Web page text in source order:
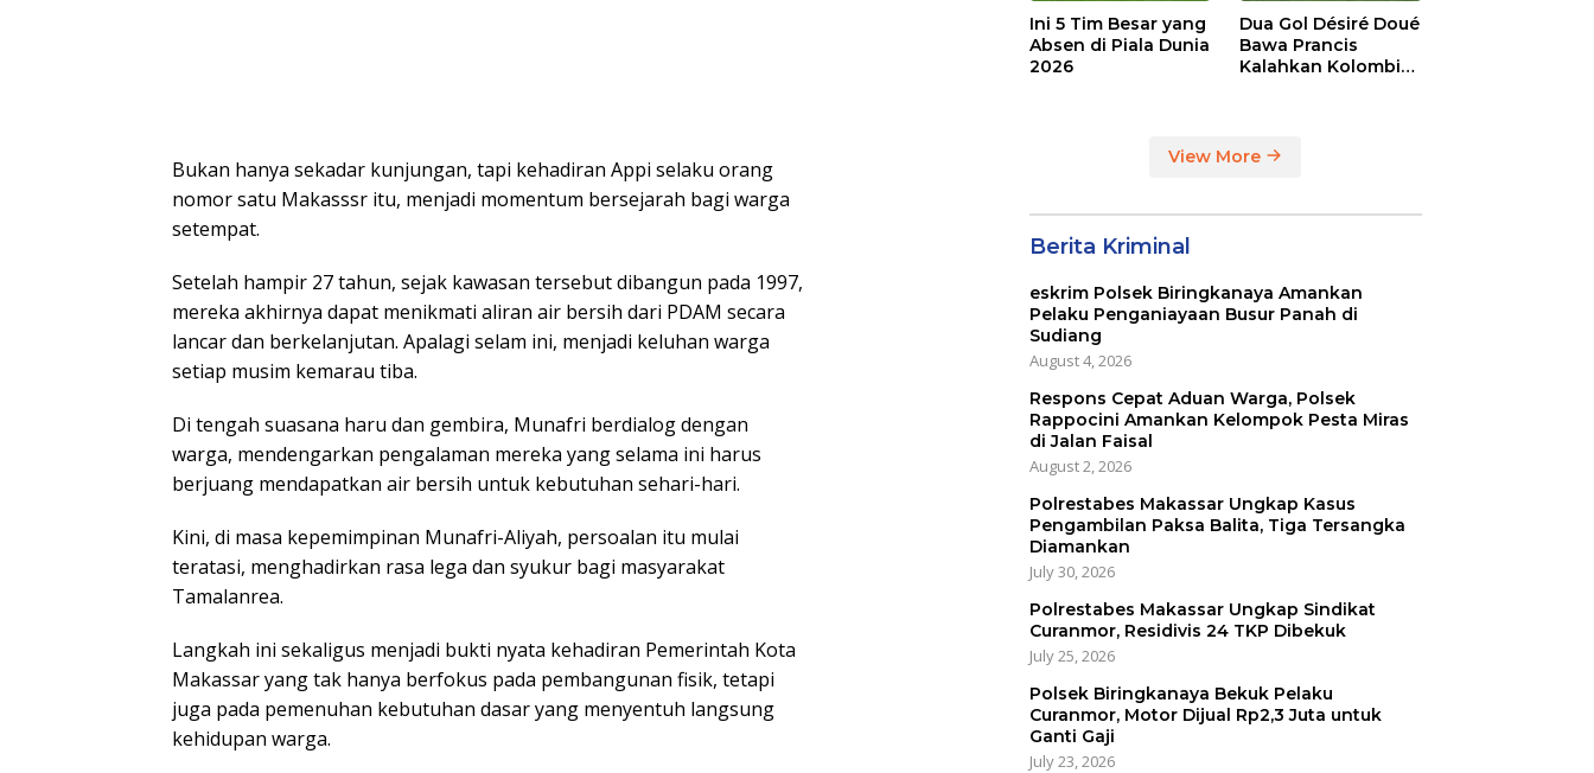
Bukan hanya sekadar kunjungan, tapi kehadiran Appi selaku orang
nomor satu Makasssr itu, menjadi momentum bersejarah bagi warga
setempat.
Setelah hampir 27 tahun, sejak kawasan tersebut dibangun pada 1997,
mereka akhirnya dapat menikmati aliran air bersih dari PDAM secara
lancar dan berkelanjutan. Apalagi selam ini, menjadi keluhan warga
setiap musim kemarau tiba.
Di tengah suasana haru dan gembira, Munafri berdialog dengan
warga, mendengarkan pengalaman mereka yang selama ini harus
berjuang mendapatkan air bersih untuk kebutuhan sehari-hari.
Kini, di masa kepemimpinan Munafri-Aliyah, persoalan itu mulai
teratasi, menghadirkan rasa lega dan syukur bagi masyarakat
Tamalanrea.
Langkah ini sekaligus menjadi bukti nyata kehadiran Pemerintah Kota
Makassar yang tak hanya berfokus pada pembangunan fisik, tetapi
juga pada pemenuhan kebutuhan dasar yang menyentuh langsung
kehidupan warga.
Ini 5 Tim Besar yang
Absen di Piala Dunia
2026
Dua Gol Désiré Doué
Bawa Prancis
Kalahkan Kolombia
View More
Berita Kriminal
eskrim Polsek Biringkanaya Amankan
Pelaku Penganiayaan Busur Panah di
Sudiang
August 4, 2026
Respons Cepat Aduan Warga, Polsek
Rappocini Amankan Kelompok Pesta Miras
di Jalan Faisal
August 2, 2026
Polrestabes Makassar Ungkap Kasus
Pengambilan Paksa Balita, Tiga Tersangka
Diamankan
July 30, 2026
Polrestabes Makassar Ungkap Sindikat
Curanmor, Residivis 24 TKP Dibekuk
July 25, 2026
Polsek Biringkanaya Bekuk Pelaku
Curanmor, Motor Dijual Rp2,3 Juta untuk
Ganti Gaji
July 23, 2026